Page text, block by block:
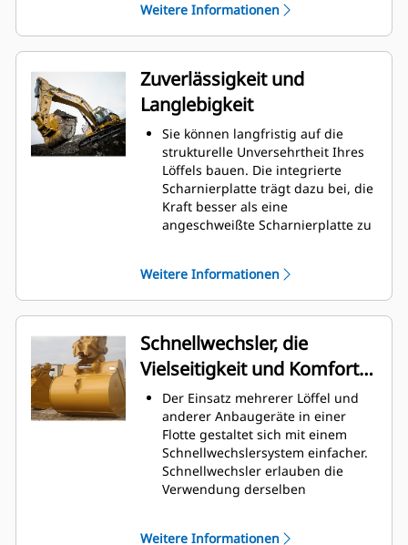
verbessert den Materialfluss in
den Löffel. Die zusätzliche
Rückenfreiheit verhindert ein
Schleifen der Unterseite des
Löffels, wodurch Wartungskosten
gesenkt werden.
Der Kraftstoffverbrauch ist beim
Graben am höchsten. Cat-Löffel
sind so ausgelegt, dass sie schnell
durch das Material schneiden,
wodurch die Betriebseffizienz der
Maschine insgesamt verbessert
wird.
Zeit geladen werden. Bei jeder
Weitere Informationen
Zuverlässigkeit und
Langlebigkeit
Sie können langfristig auf die
strukturelle Unversehrtheit Ihres
Löffels bauen. Die integrierte
Scharnierplatte trägt dazu bei, die
Kraft besser als eine
angeschweißte Scharnierplatte zu
abriebbeständigem Stahl
gefertigt, der vor allem für
Komponenten mit übermäßigem
Verschleiß gedacht ist.
Schützen Sie die wichtigsten
Bereiche des von hohem
Verschleiß betroffenen Löffels mit
Cat-Schneidwerkzeugen.
Die Cat® Advansys ™-
Schneidwerkzeuge bieten ein
höheres Eindringvermögen in das
Material und kürzere
Arbeitstaktzeiten – für eine höhere
Aufgaben.
Weitere Informationen
Schnellwechsler, die
Vielseitigkeit und Komfort
bieten
Der Einsatz mehrerer Löffel und
anderer Anbaugeräte in einer
Flotte gestaltet sich mit einem
Schnellwechslersystem einfacher.
Schnellwechsler erlauben die
Verwendung derselben
Weitere Informationen